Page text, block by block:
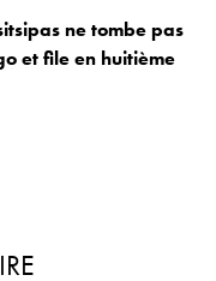
ne tombe pas
et file en huitième